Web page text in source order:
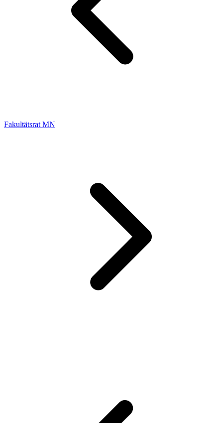
Fakultätsrat MN